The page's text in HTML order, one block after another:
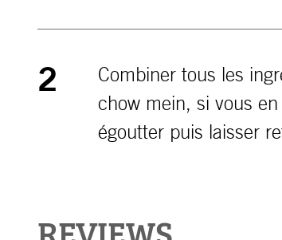
2
Combiner tous les
chow mein, si vous
égoutter puis laisser